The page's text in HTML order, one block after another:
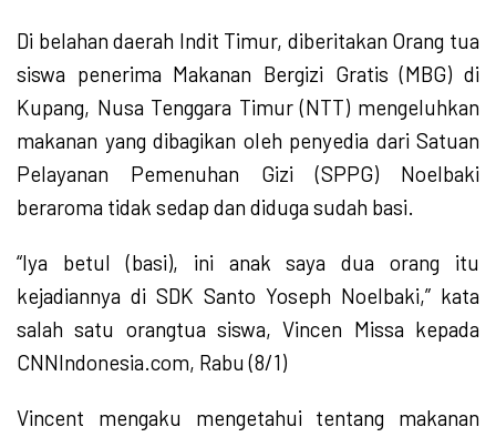
Di belahan daerah Indit Timur, diberitakan Orang tua
siswa penerima Makanan Bergizi Gratis (MBG) di
Kupang, Nusa Tenggara Timur (NTT) mengeluhkan
makanan yang dibagikan oleh penyedia dari Satuan
Pelayanan Pemenuhan Gizi (SPPG) Noelbaki
beraroma tidak sedap dan diduga sudah basi.
“Iya betul (basi), ini anak saya dua orang itu
kejadiannya di SDK Santo Yoseph Noelbaki,” kata
salah satu orangtua siswa, Vincen Missa kepada
CNNIndonesia.com, Rabu (8/1)
Vincent mengaku mengetahui tentang makanan